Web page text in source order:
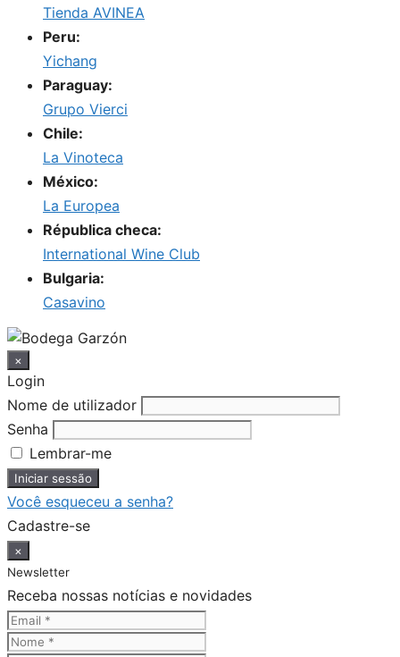
Tienda AVINEA
Peru:
Yichang
Paraguay:
Grupo Vierci
Chile:
La Vinoteca
México:
La Europea
Républica checa:
International Wine Club
Bulgaria:
Casavino
×
Login
Nome de utilizador
Senha
Lembrar-me
Você esqueceu a senha?
Cadastre-se
×
Newsletter
Receba nossas notícias e novidades